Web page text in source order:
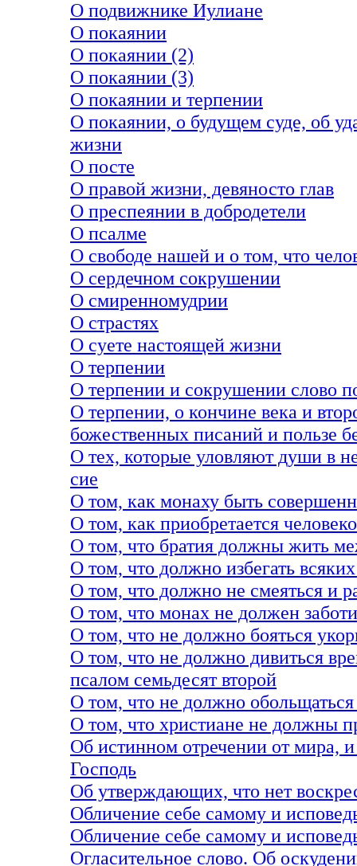
О подвижнике Иулиане
О покаянии
О покаянии (2)
О покаянии (3)
О покаянии и терпении
О покаянии, о будущем суде, об
жизни
О посте
О правой жизни, девяносто глав
О преспеянии в добродетели
О псалме
О свободе нашей и о том, что
О сердечном сокрушении
О смиренномудрии
О страстях
О суете настоящей жизни
О терпении
О терпении и сокрушении слово
О терпении, о кончине века и
божественных писаний и пользе
О тех, которые уловляют души в
сие
О том, как монаху быть
О том, как приобретается
О том, что братия должны жить
О том, что должно избегать
О том, что должно не смеяться и
О том, что монах не должен
О том, что не должно бояться
О том, что не должно дивиться
псалом семьдесят второй
О том, что не должно
О том, что христиане не должны
Об истинном отречении от мира,
Господь
Об утверждающих, что нет
Обличение себе самому и
Обличение себе самому и
Огласительное слово. Об